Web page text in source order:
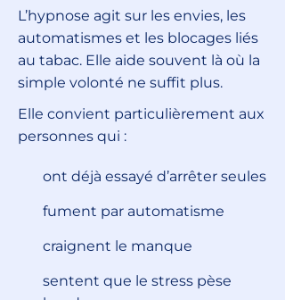
L’hypnose agit sur les envies, les
automatismes et les blocages liés
au tabac. Elle aide souvent là où la
simple volonté ne suffit plus.
Elle convient particulièrement aux
personnes qui :
ont déjà essayé d’arrêter seules
fument par automatisme
craignent le manque
sentent que le stress pèse